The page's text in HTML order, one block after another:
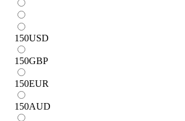
150USD
150GBP
150EUR
150AUD